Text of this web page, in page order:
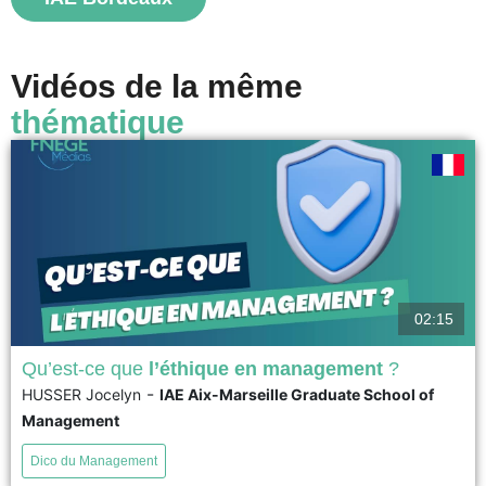
Vidéos de la même
thématique
L’Ethique en management apparaît de façon évidente lorsque les règles,
les lois et les codes de déontologie ne suffisent plus pour discerner et
prendre la bonne décision dans des situations complexes, voire dilemmes.
Elle se pose comme une processus cognitif et émotionnel pour apporter
02:15
Qu’est-ce que l’éthique en management ?
HUSSER Jocelyn - IAE Aix-Marseille Graduate School of
Management
Dico du Management